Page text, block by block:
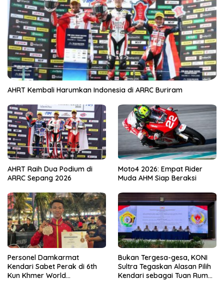
AHRT Kembali Harumkan Indonesia di ARRC Buriram
AHRT Raih Dua Podium di
ARRC Sepang 2026
Moto4 2026: Empat Rider
Muda AHM Siap Beraksi
Personel Damkarmat
Kendari Sabet Perak di 6th
Kun Khmer World
Bukan Tergesa-gesa, KONI
Sultra Tegaskan Alasan Pilih
Kendari sebagai Tuan Rumah